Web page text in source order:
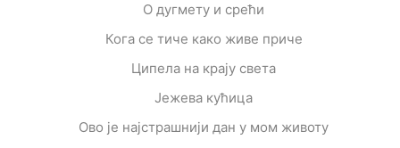
О дугмету и срећи
Кога се тиче како живе приче
Ципела на крају света
Јежева кућица
Ово је најстрашнији дан у мом животу